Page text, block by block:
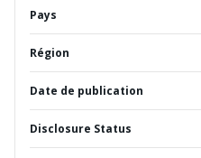
Pays
Région
Date de publication
Disclosure Status